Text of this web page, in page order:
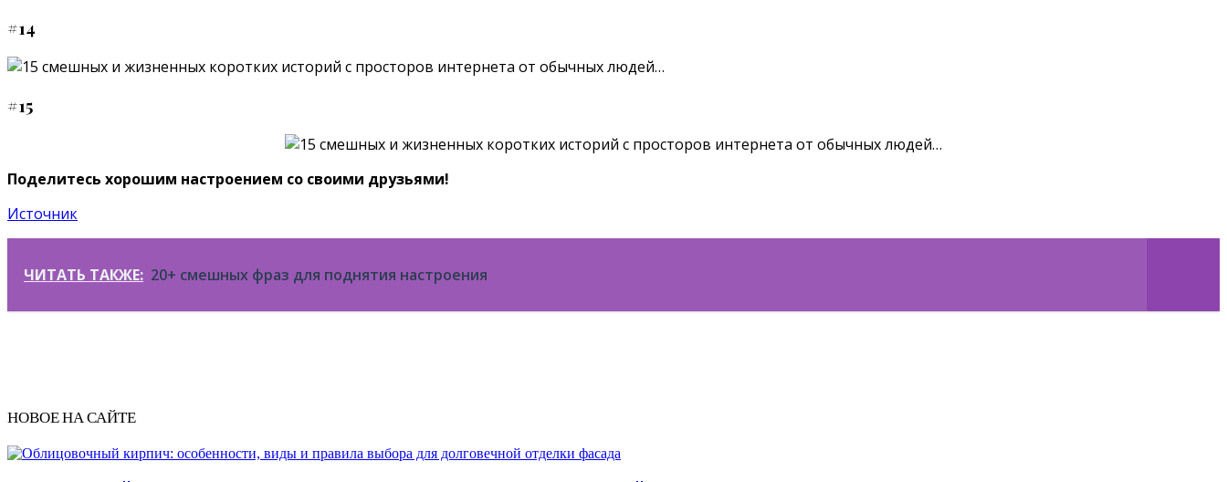
#14
#15
Поделитесь хорошим настроением со своими друзьями!
Источник
ЧИТАТЬ ТАКЖЕ: 20+ смешных фраз для поднятия настроения
НОВОЕ НА САЙТЕ